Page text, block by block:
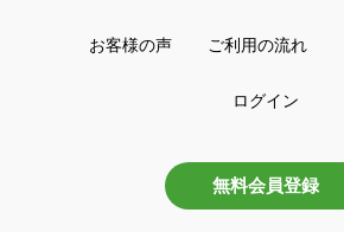
お客様の声 ご利用の流れ
ログイン
無料会員登録